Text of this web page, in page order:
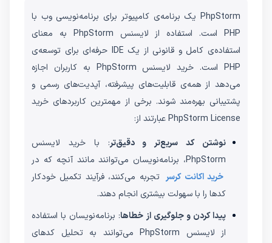
PhpStorm یک برنامه‌ی کامپیوتر برای برنامه‌نویسی وب با
PHP است. استفاده از لایسنس PhpStorm به معنای
استفاده‌ی کامل و قانونی از یک IDE حرفه‌ای برای توسعه‌ی
PHP است. خرید لایسنس PhpStorm به کاربران اجازه
می‌دهد از همه‌ی قابلیت‌های پیشرفته، آپدیت‌های رسمی و
پشتیبانی بهره‌مند شوند. برخی از مهمترین کاربردهای خرید
PhpStorm License عبارتند از:
نوشتن کد سریع‌تر و دقیق‌تر: با خرید لایسنس
PhpStorm، برنامه‌نویسان می‌توانند مانند آنچه که در
خرید اکانت کرسر تجربه می‌کنند، فرآیند تکمیل خودکار
کدها را با سهولت بیشتری انجام دهند.
پیدا کردن و جلوگیری از خطاها: برنامه‌نویسان با استفاده
از لایسنس PhpStorm می‌توانند به تحلیل کدهای